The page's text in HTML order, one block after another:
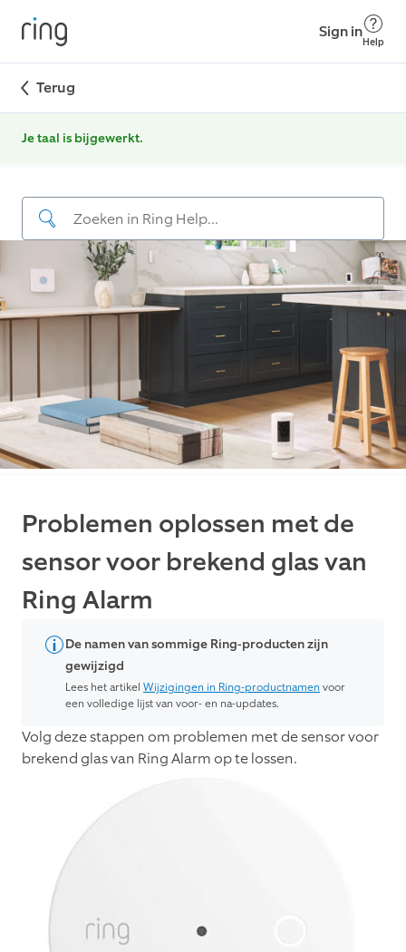
Sign in
Help
Terug
Je taal is bijgewerkt.
Problemen oplossen met de
sensor voor brekend glas van
Ring Alarm
De namen van sommige Ring-producten zijn
gewijzigd
Lees het artikel Wijzigingen in Ring-productnamen voor
een volledige lijst van voor- en na-updates.
Volg deze stappen om problemen met de sensor voor
brekend glas van Ring Alarm op te lossen.